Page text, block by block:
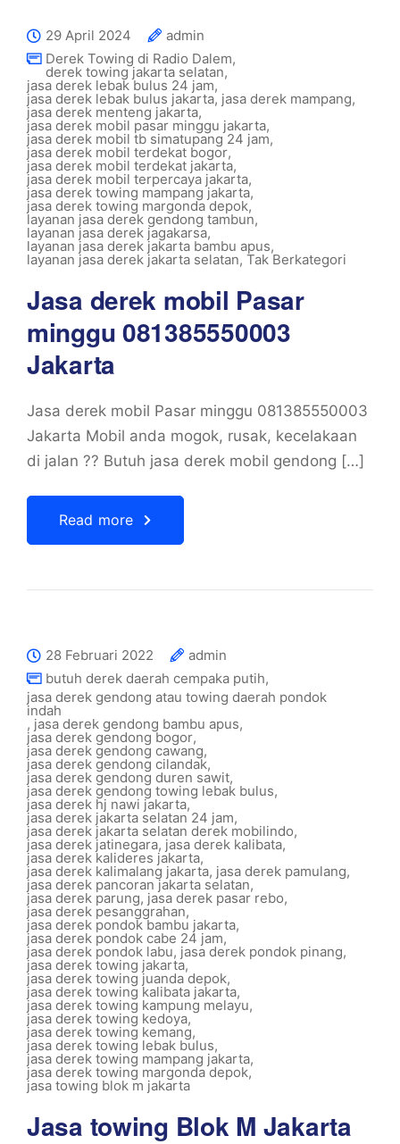
29 April 2024
admin
Derek Towing di Radio Dalem,
derek towing jakarta selatan,
jasa derek lebak bulus 24 jam,
jasa derek lebak bulus jakarta, jasa derek mampang,
jasa derek menteng jakarta,
jasa derek mobil pasar minggu jakarta,
jasa derek mobil tb simatupang 24 jam,
jasa derek mobil terdekat bogor,
jasa derek mobil terdekat jakarta,
jasa derek mobil terpercaya jakarta,
jasa derek towing mampang jakarta,
jasa derek towing margonda depok,
layanan jasa derek gendong tambun,
layanan jasa derek jagakarsa,
layanan jasa derek jakarta bambu apus,
layanan jasa derek jakarta selatan, Tak Berkategori
Jasa derek mobil Pasar
minggu 081385550003
Jakarta
Jasa derek mobil Pasar minggu 081385550003
Jakarta Mobil anda mogok, rusak, kecelakaan
di jalan ?? Butuh jasa derek mobil gendong […]
Read more
28 Februari 2022
admin
butuh derek daerah cempaka putih,
jasa derek gendong atau towing daerah pondok
indah
, jasa derek gendong bambu apus,
jasa derek gendong bogor,
jasa derek gendong cawang,
jasa derek gendong cilandak,
jasa derek gendong duren sawit,
jasa derek gendong towing lebak bulus,
jasa derek hj nawi jakarta,
jasa derek jakarta selatan 24 jam,
jasa derek jakarta selatan derek mobilindo,
jasa derek jatinegara, jasa derek kalibata,
jasa derek kalideres jakarta,
jasa derek kalimalang jakarta, jasa derek pamulang,
jasa derek pancoran jakarta selatan,
jasa derek parung, jasa derek pasar rebo,
jasa derek pesanggrahan,
jasa derek pondok bambu jakarta,
jasa derek pondok cabe 24 jam,
jasa derek pondok labu, jasa derek pondok pinang,
jasa derek towing jakarta,
jasa derek towing juanda depok,
jasa derek towing kalibata jakarta,
jasa derek towing kampung melayu,
jasa derek towing kedoya,
jasa derek towing kemang,
jasa derek towing lebak bulus,
jasa derek towing mampang jakarta,
jasa derek towing margonda depok,
jasa towing blok m jakarta
Jasa towing Blok M Jakarta